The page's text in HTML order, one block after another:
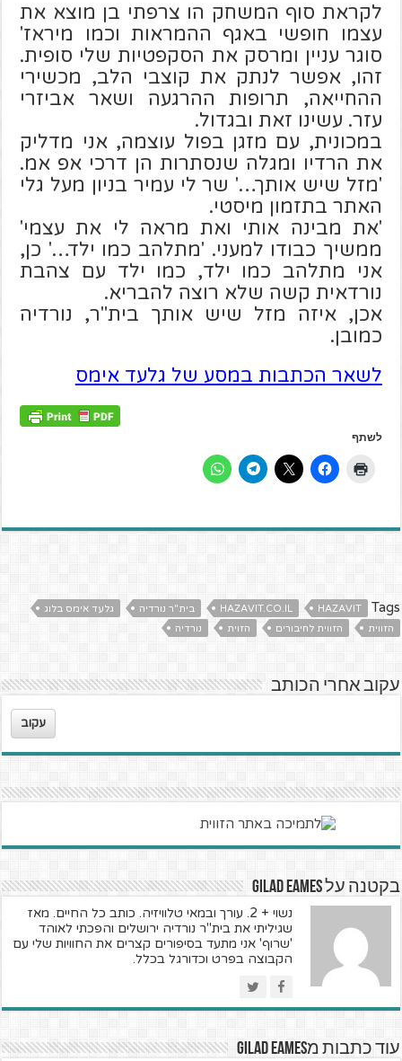
לקראת סוף המשחק הו צרפתי בן מוצא את
עצמו חופשי באגף ההמראות וכמו מיראז'
סוגר עניין ומרסק את הסקפטיות שלי סופית.
זהו, אפשר לנתק את קוצבי הלב, מכשירי
ההחייאה, תרופות ההרגעה ושאר אביזרי
עזר. עשינו זאת ובגדול.
במכונית, עם מזגן בפול עוצמה, אני מדליק
את הרדיו ומגלה שנסתרות הן דרכי אפ אמ.
'מזל שיש אותך…' שר לי עמיר בניון מעל גלי
האתר בתזמון מיסטי.
'את מבינה אותי ואת מראה לי את עצמי'
ממשיך כבודו למעני. 'מתלהב כמו ילד…' כן,
אני מתלהב כמו ילד, כמו ילד עם צהבת
נורדאית קשה שלא רוצה להבריא.
אכן, איזה מזל שיש אותך בית"ר, נורדיה
כמובן.
לשאר הכתבות במסע של גלעד אימס
לשתף
Tags
HAZAVIT
HAZAVIT.CO.IL בית"ר נורדיה
גלעד אימס בלוג
הזווית
הזווית לחיבורים הזוית נורדיה
עקוב אחרי הכותב
עקוב
בקטנה על Gilad Eames
נשוי + 2. עורך ובמאי טלוויזיה. כותב כל החיים. מאז
שגיליתי את בית"ר נורדיה ירושלים והפכתי לאוהד
'שרוף' אני מתעד בסיפורים קצרים את החוויות שלי עם
הקבוצה בפרט וכדורגל בכלל.
עוד כתבות מGilad Eames